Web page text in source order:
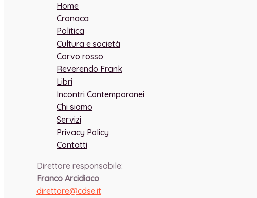
Home
Cronaca
Politica
Cultura e società
Corvo rosso
Reverendo Frank
Libri
Incontri Contemporanei
Chi siamo
Servizi
Privacy Policy
Contatti
Direttore responsabile:
Franco Arcidiaco
direttore@cdse.it